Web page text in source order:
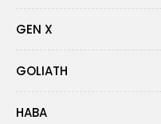
GEN X
GOLIATH
HABA